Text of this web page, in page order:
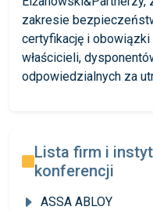
zakresie
certyfikację i obowiązki
właścicieli,
odpowiedzialnych za
Lista firm i
konferencji
ASSA ABLOY